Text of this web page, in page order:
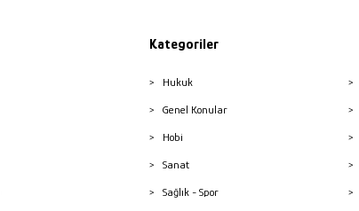
Kategoriler
Hukuk
Genel Konular
Hobi
Sanat
Sağlık - Spor